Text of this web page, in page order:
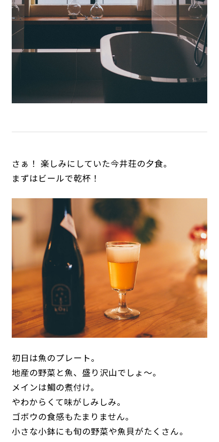
さぁ！ 楽しみにしていた今井荘の夕食。
まずはビールで乾杯！
初日は魚のプレート。
地産の野菜と魚、盛り沢山でしょ～。
メインは鯛の煮付け。
やわからくて味がしみしみ。
ゴボウの食感もたまりません。
小さな小鉢にも旬の野菜や魚貝がたくさん。